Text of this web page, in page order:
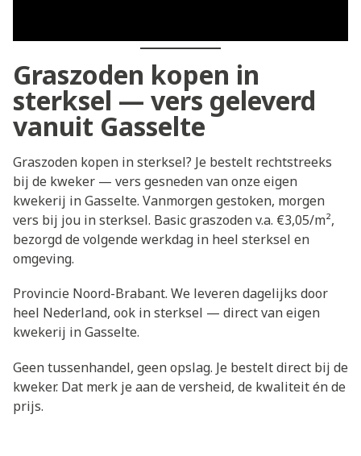
Graszoden kopen in
sterksel — vers geleverd
vanuit Gasselte
Graszoden kopen in sterksel? Je bestelt rechtstreeks
bij de kweker — vers gesneden van onze eigen
kwekerij in Gasselte. Vanmorgen gestoken, morgen
vers bij jou in sterksel. Basic graszoden v.a. €3,05/m²,
bezorgd de volgende werkdag in heel sterksel en
omgeving.
Provincie Noord-Brabant. We leveren dagelijks door
heel Nederland, ook in sterksel — direct van eigen
kwekerij in Gasselte.
Geen tussenhandel, geen opslag. Je bestelt direct bij de
kweker. Dat merk je aan de versheid, de kwaliteit én de
prijs.